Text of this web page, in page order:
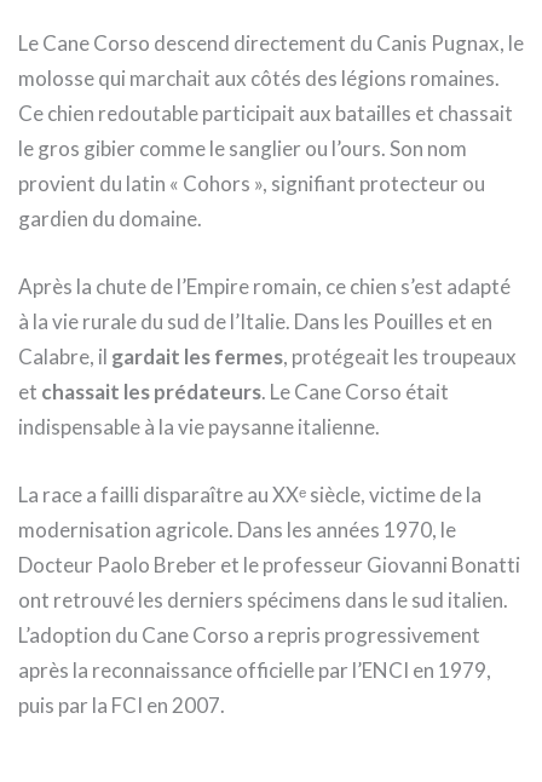
Le Cane Corso descend directement du Canis Pugnax, le
molosse qui marchait aux côtés des légions romaines.
Ce chien redoutable participait aux batailles et chassait
le gros gibier comme le sanglier ou l’ours. Son nom
provient du latin « Cohors », signifiant protecteur ou
gardien du domaine.
Après la chute de l’Empire romain, ce chien s’est adapté
à la vie rurale du sud de l’Italie. Dans les Pouilles et en
Calabre, il gardait les fermes, protégeait les troupeaux
et chassait les prédateurs. Le Cane Corso était
indispensable à la vie paysanne italienne.
La race a failli disparaître au XXᵉ siècle, victime de la
modernisation agricole. Dans les années 1970, le
Docteur Paolo Breber et le professeur Giovanni Bonatti
ont retrouvé les derniers spécimens dans le sud italien.
L’adoption du Cane Corso a repris progressivement
après la reconnaissance officielle par l’ENCI en 1979,
puis par la FCI en 2007.